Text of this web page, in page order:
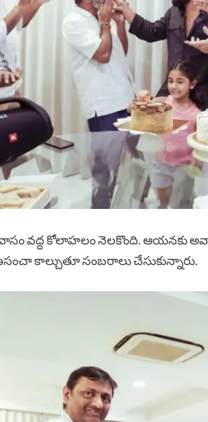
నివాసం వద్ద కోలాహలం నెలకొంది. ఆయనకు
కాల్చుతూ సంబరాలు చేసుకున్నారు.